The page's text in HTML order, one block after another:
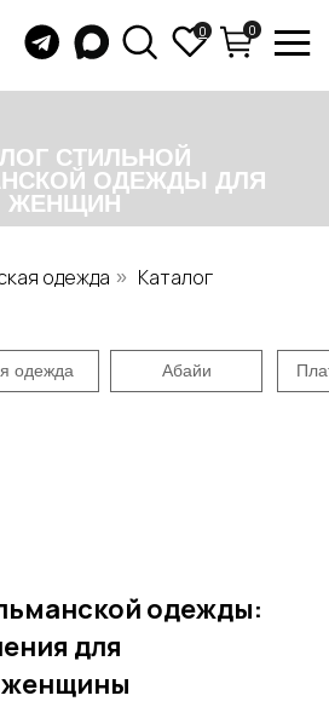
одежда » Каталог
одежды:
для